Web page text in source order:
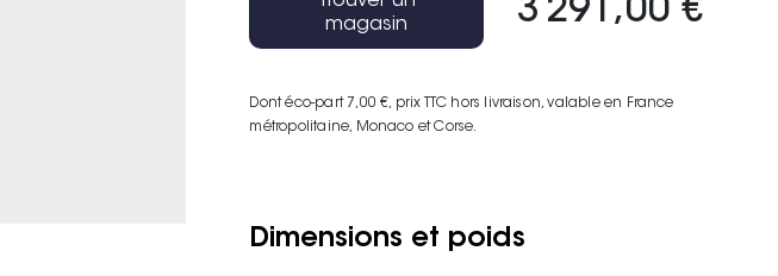
3 291,00 €
Dont éco-part 7,00 €, prix TTC hors livraison, valable en France
métropolitaine, Monaco et Corse.
magasin
Dimensions et poids